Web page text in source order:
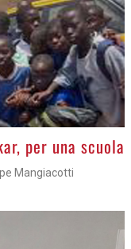
per una scuola
Mangiacotti